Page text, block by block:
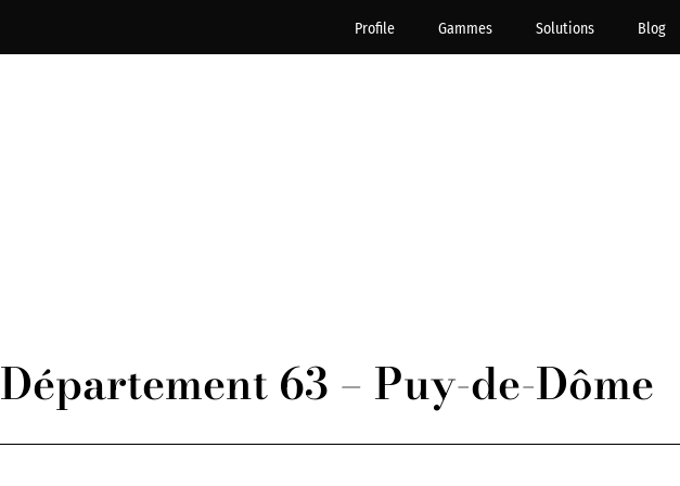
Profile Gammes Solutions Blog
Département 63 – Puy-de-Dôme